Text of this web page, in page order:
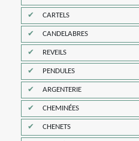
CARTELS
CANDELABRES
REVEILS
PENDULES
ARGENTERIE
CHEMINÉES
CHENETS